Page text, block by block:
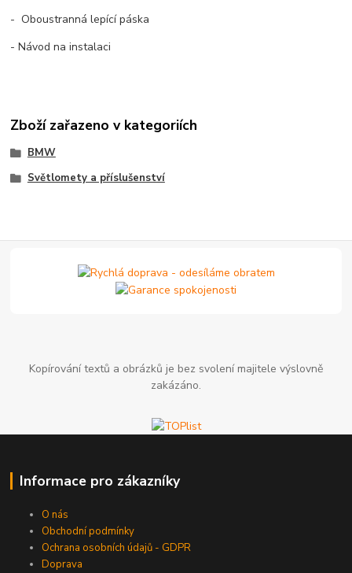
- Oboustranná lepící páska
- Návod na instalaci
Zboží zařazeno v kategoriích
BMW
Světlomety a příslušenství
Kopírování textů a obrázků je bez svolení majitele výslovně
zakázáno.
Informace pro zákazníky
O nás
Obchodní podmínky
Ochrana osobních údajů - GDPR
Doprava